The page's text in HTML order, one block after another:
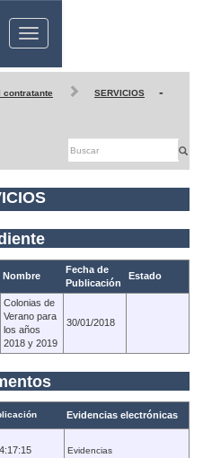
Toggle
navigation
contratante SERVICIOS
-
Nombre
Fecha de
Publicación
Estado
Colonias de
Verano para
los años
2018 y 2019
30/01/2018
Evidencias electrónicas
Evidencias